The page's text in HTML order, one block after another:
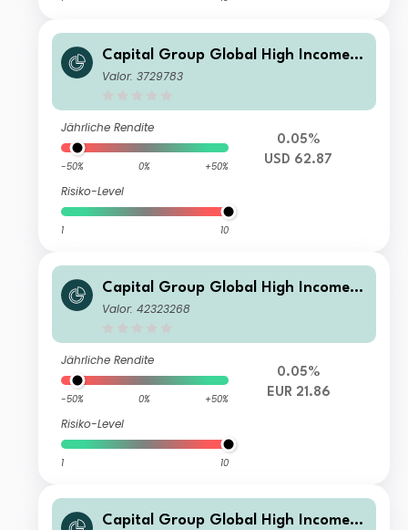
Capital Group Global High Income
Opportunities (LUX) A4
Valor: 3729783
Jährliche Rendite
-50% 0% +50%
Risiko-Level
1 10
0.05%
USD 62.87
Capital Group Global High Income
Opportunities (LUX) Bfdmh-EUR
Valor: 42323268
Jährliche Rendite
-50% 0% +50%
Risiko-Level
1 10
0.05%
EUR 21.86
Capital Group Global High Income